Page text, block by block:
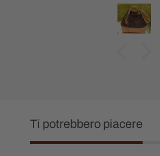
Ti potrebbero piacere